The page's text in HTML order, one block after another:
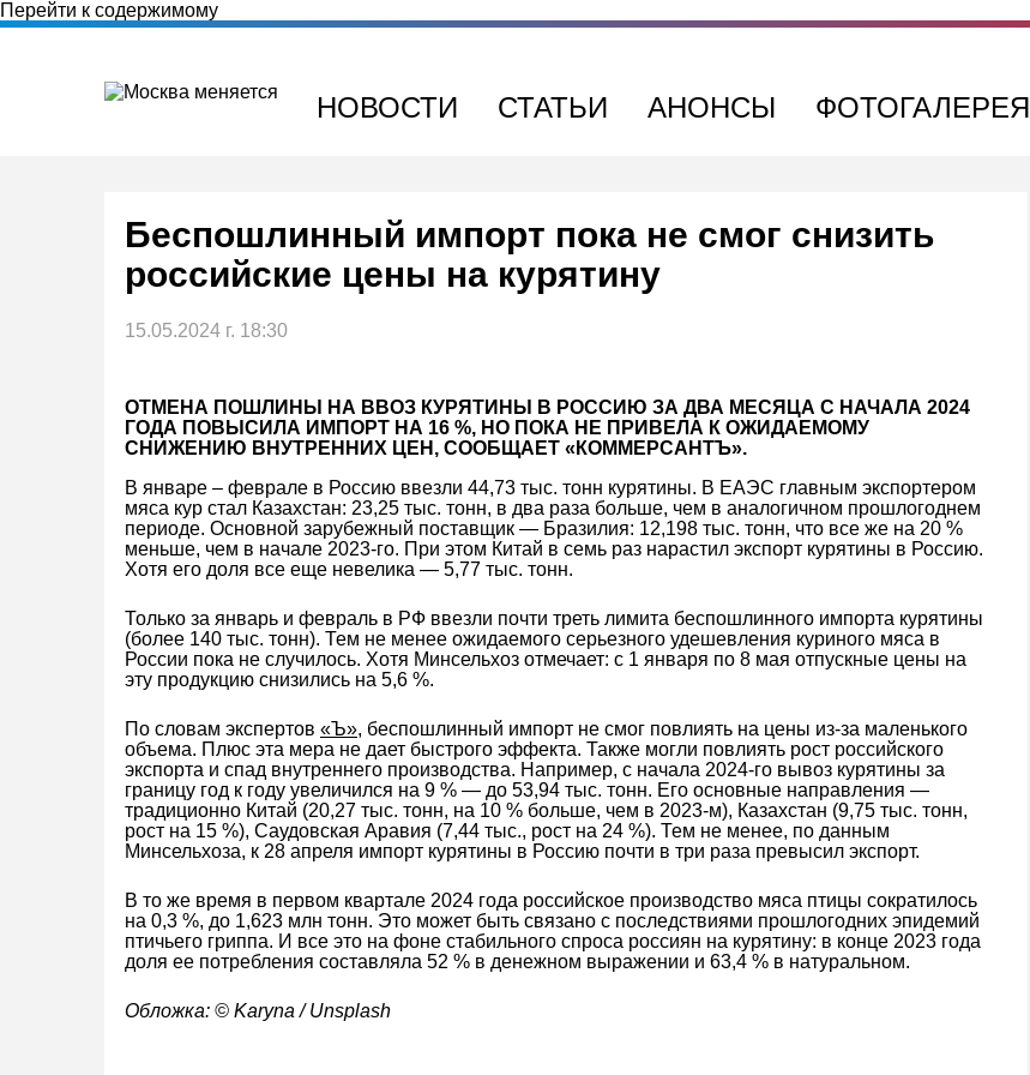
Перейти к содержимому
НОВОСТИ СТАТЬИ АНОНСЫ ФОТОГАЛЕРЕЯ
Беспошлинный импорт пока не смог снизить
российские цены на курятину
15.05.2024 г. 18:30
ОТМЕНА ПОШЛИНЫ НА ВВОЗ КУРЯТИНЫ В РОССИЮ ЗА ДВА МЕСЯЦА С НАЧАЛА 2024
ГОДА ПОВЫСИЛА ИМПОРТ НА 16 %, НО ПОКА НЕ ПРИВЕЛА К ОЖИДАЕМОМУ
СНИЖЕНИЮ ВНУТРЕННИХ ЦЕН, СООБЩАЕТ «КОММЕРСАНТЪ».
В январе – феврале в Россию ввезли 44,73 тыс. тонн курятины. В ЕАЭС главным экспортером
мяса кур стал Казахстан: 23,25 тыс. тонн, в два раза больше, чем в аналогичном прошлогоднем
периоде. Основной зарубежный поставщик — Бразилия: 12,198 тыс. тонн, что все же на 20 %
меньше, чем в начале 2023-го. При этом Китай в семь раз нарастил экспорт курятины в Россию.
Хотя его доля все еще невелика — 5,77 тыс. тонн.
Только за январь и февраль в РФ ввезли почти треть лимита беспошлинного импорта курятины
(более 140 тыс. тонн). Тем не менее ожидаемого серьезного удешевления куриного мяса в
России пока не случилось. Хотя Минсельхоз отмечает: с 1 января по 8 мая отпускные цены на
эту продукцию снизились на 5,6 %.
По словам экспертов «Ъ», беспошлинный импорт не смог повлиять на цены из-за маленького
объема. Плюс эта мера не дает быстрого эффекта. Также могли повлиять рост российского
экспорта и спад внутреннего производства. Например, с начала 2024-го вывоз курятины за
границу год к году увеличился на 9 % — до 53,94 тыс. тонн. Его основные направления —
традиционно Китай (20,27 тыс. тонн, на 10 % больше, чем в 2023-м), Казахстан (9,75 тыс. тонн,
рост на 15 %), Саудовская Аравия (7,44 тыс., рост на 24 %). Тем не менее, по данным
Минсельхоза, к 28 апреля импорт курятины в Россию почти в три раза превысил экспорт.
В то же время в первом квартале 2024 года российское производство мяса птицы сократилось
на 0,3 %, до 1,623 млн тонн. Это может быть связано с последствиями прошлогодних эпидемий
птичьего гриппа. И все это на фоне стабильного спроса россиян на курятину: в конце 2023 года
доля ее потребления составляла 52 % в денежном выражении и 63,4 % в натуральном.
Обложка: © Karyna / Unsplash